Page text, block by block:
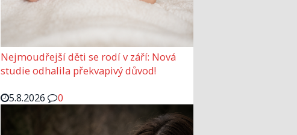
Nejmoudřejší děti se rodí v září: Nová
studie odhalila překvapivý důvod!
5.8.2026
0